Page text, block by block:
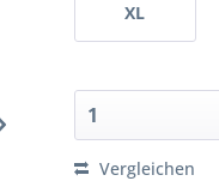
XL
Vergleichen